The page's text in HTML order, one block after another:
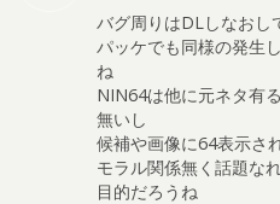
バグ周りはDLしなおし
パッケでも同様の発生
ね
NIN64は他に元ネタ有
無いし
候補や画像に64表示さ
モラル関係無く話題な
目的だろうね